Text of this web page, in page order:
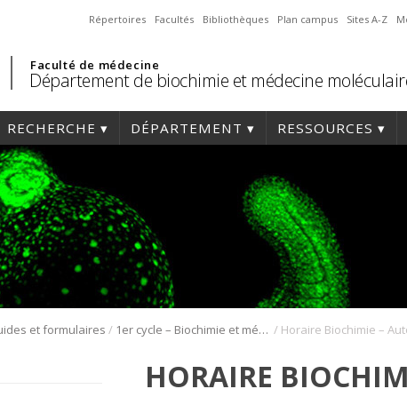
Répertoires Facultés Bibliothèques Plan campus Sites A-Z
Faculté de médecine
Département de biochimie et médecine
RECHERCHE DÉPARTEMENT RESSOURCES
et formulaires / 1er cycle – Biochimie et médecine moléculaire /
HORAIRE